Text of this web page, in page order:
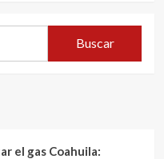
el gas Coahuila: